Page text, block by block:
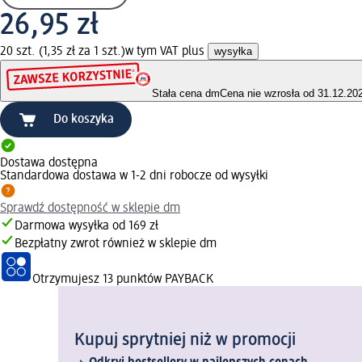
26,95 zł
20 szt. (1,35 zł za 1 szt.)w tym VAT plus wysyłka
Stała cena dmCena nie wzrosła od
Do koszyka
Dostawa dostępna
Standardowa dostawa w 1-2 dni robocze od wysyłki
Sprawdź dostępność w sklepie dm
Darmowa wysyłka od 169 zł
Bezpłatny zwrot również w sklepie dm
Otrzymujesz 13 punktów PAYBACK
Kupuj sprytniej niż w promocji